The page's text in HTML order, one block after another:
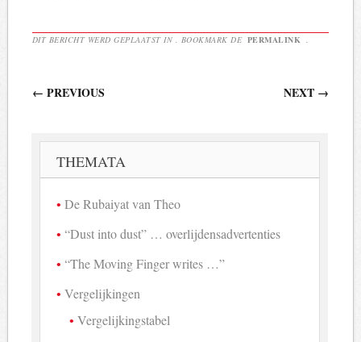
DIT BERICHT WERD GEPLAATST IN . BOOKMARK DE PERMALINK
Berichtnavigatie
← PREVIOUS NEXT →
THEMATA
De Rubaiyat van Theo
“Dust into dust” … overlijdensadvertenties
“The Moving Finger writes …”
Vergelijkingen
Vergelijkingstabel